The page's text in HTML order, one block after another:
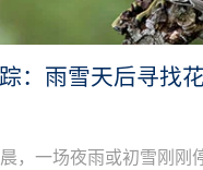
：雨雪天后寻找
，一场夜雨或初雪刚刚